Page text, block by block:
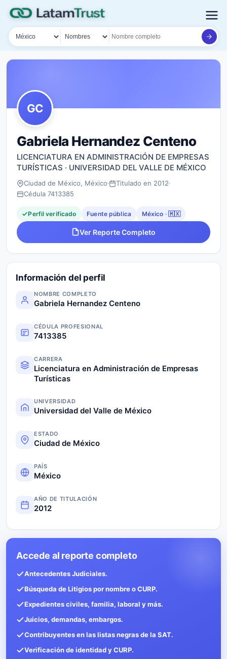
País
Tipo de búsqueda
Nombre o documento
GC
Gabriela Hernandez Centeno
LICENCIATURA EN ADMINISTRACIÓN DE EMPRESAS
TURÍSTICAS · UNIVERSIDAD DEL VALLE DE MÉXICO
Ciudad de México, México
Titulado en 2012
Cédula 7413385
Perfil verificado Fuente pública México · 🇲🇽
Ver Reporte Completo
Información del perfil
NOMBRE COMPLETO
Gabriela Hernandez Centeno
CÉDULA PROFESIONAL
7413385
CARRERA
Licenciatura en Administración de Empresas
Turísticas
UNIVERSIDAD
Universidad del Valle de México
ESTADO
Ciudad de México
PAÍS
México
AÑO DE TITULACIÓN
2012
Accede al reporte completo
Antecedentes Judiciales.
Búsqueda de Litigios por nombre o CURP.
Expedientes civiles, familia, laboral y más.
Juicios, demandas, embargos.
Contribuyentes en las listas negras de la SAT.
Verificación de identidad y CURP.